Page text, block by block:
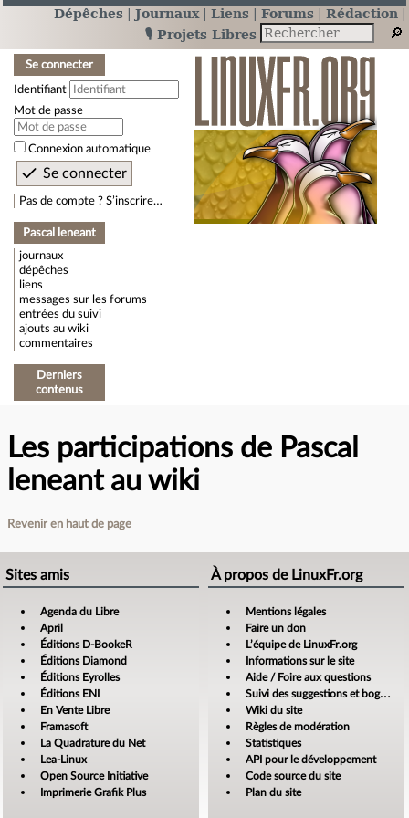
Dépêches Journaux Liens Forums
Rédaction
🎙️ Projets Libres
Se connecter
Identifiant
Mot de passe
Connexion automatique
Pas de compte ? S’inscrire…
Pascal leneant
journaux
dépêches
liens
messages sur les forums
entrées du suivi
ajouts au wiki
commentaires
Derniers
contenus
Les participations de Pascal
leneant au wiki
Revenir en haut de page
Sites amis
Agenda du Libre
April
Éditions D-BookeR
Éditions Diamond
Éditions Eyrolles
Éditions ENI
En Vente Libre
Framasoft
La Quadrature du Net
Lea-Linux
Open Source Initiative
Imprimerie Grafik Plus
À propos de LinuxFr.org
Mentions légales
Faire un don
L’équipe de LinuxFr.org
Informations sur le site
Aide / Foire aux questions
Suivi des suggestions et bogues
Wiki du site
Règles de modération
Statistiques
API pour le développement
Code source du site
Plan du site